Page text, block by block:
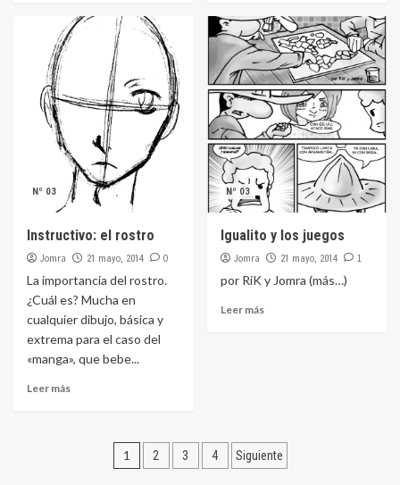
Nº 03
Instructivo: el rostro
Jomra 21 mayo, 2014 0
La importancia del rostro.
¿Cuál es? Mucha en
cualquier dibujo, básica y
extrema para el caso del
«manga», que bebe...
Leer más
Nº 03
Igualito y los juegos
Jomra 21 mayo, 2014 1
por RiK y Jomra (más…)
Leer más
Navegación
1 2 3 4 Siguiente